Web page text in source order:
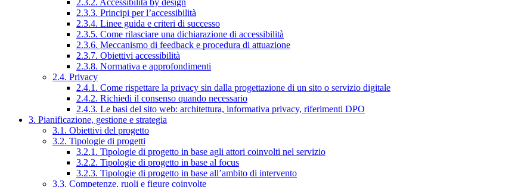
2.3.2. Accessibilità by design
2.3.3. Principi per l’accessibilità
2.3.4. Linee guida e criteri di successo
2.3.5. Come rilasciare una dichiarazione di accessibilità
2.3.6. Meccanismo di feedback e procedura di attuazione
2.3.7. Obiettivi accessibilità
2.3.8. Normativa e approfondimenti
2.4. Privacy
2.4.1. Come rispettare la privacy sin dalla progettazione di un sito o servizio digitale
2.4.2. Richiedi il consenso quando necessario
2.4.3. Le basi del sito web: architettura, informativa privacy, riferimenti DPO
3. Pianificazione, gestione e strategia
3.1. Obiettivi del progetto
3.2. Tipologie di progetti
3.2.1. Tipologie di progetto in base agli attori coinvolti nel servizio
3.2.2. Tipologie di progetto in base al focus
3.2.3. Tipologie di progetto in base all’ambito di intervento
3.3. Competenze, ruoli e figure coinvolte